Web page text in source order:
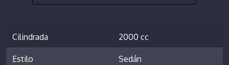
Cilindrada 2000 cc
Estilo Sedán